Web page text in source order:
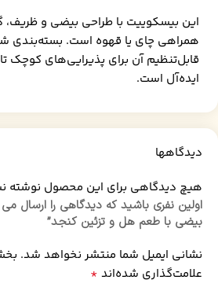
این بیسکوییت با طراحی بیضی و ظریف،
همراهی چای یا قهوه است. بسته‌بندی
قابل‌تنظیم آن برای پذیرایی‌های کوچک
ایده‌آل است.
دیدگاهها
هیچ دیدگاهی برای این محصول نوشته
اولین نفری باشید که دیدگاهی را ارسال
بیضی با طعم هل و تزئین کنجد”
نشانی ایمیل شما منتشر نخواهد شد.
علامت‌گذاری شده‌اند *